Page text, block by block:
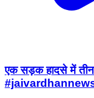
एक सड़क हादसे में तीन